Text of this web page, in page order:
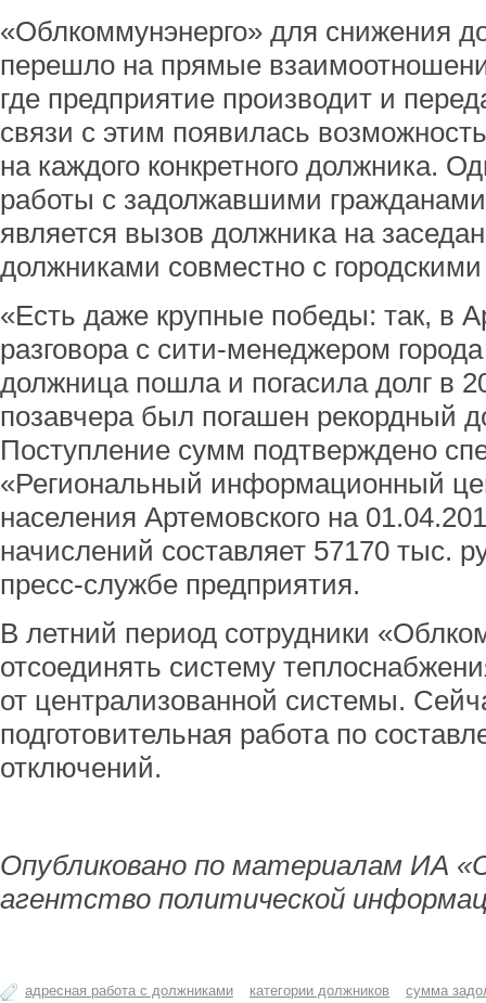
«Облкоммунэнерго» для снижения
перешло на прямые
где предприятие производит и
связи с этим появилась
на каждого конкретного должника.
работы с задолжавшими
является вызов должника на
должниками совместно с
«Есть даже крупные победы: так, в
разговора с сити-менеджером
должница пошла и погасила долг в
позавчера был погашен рекордный
Поступление сумм подтверждено
«Региональный информационный
населения Артемовского на
начислений составляет 57170 тыс.
пресс-службе предприятия.
В летний период сотрудники
отсоединять систему
от централизованной системы.
подготовительная работа по
отключений.
Опубликовано по материалам ИА
агентство политической
адресная работа с должниками категории должников
сумма